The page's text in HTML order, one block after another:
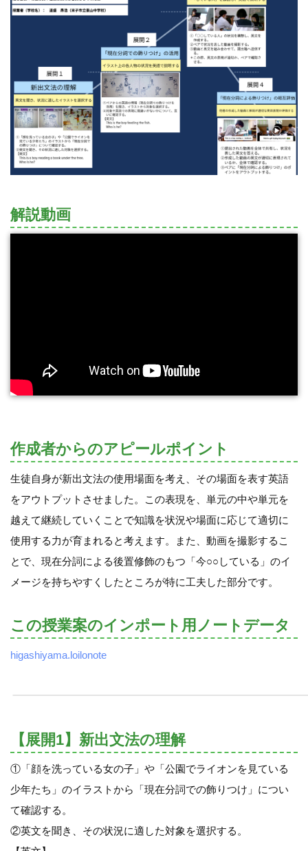
解説動画
作成者からのアピールポイント
生徒自身が新出文法の使用場面を考え、その場面を表す英語
をアウトプットさせました。この表現を、単元の中や単元を
越えて継続していくことで知識を状況や場面に応じて適切に
使用する力が育まれると考えます。また、動画を撮影するこ
とで、現在分詞による後置修飾のもつ「今○○している」のイ
メージを持ちやすくしたところが特に工夫した部分です。
この授業案のインポート用ノートデータ
higashiyama.loilonote
【展開1】新出文法の理解
①「顔を洗っている女の子」や「公園でライオンを見ている
少年たち」のイラストから「現在分詞での飾りつけ」につい
て確認する。
②英文を聞き、その状況に適した対象を選択する。